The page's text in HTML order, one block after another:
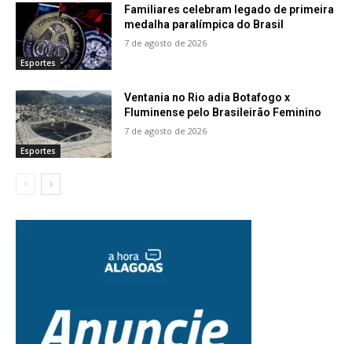
Esportes
Familiares celebram legado de primeira
medalha paralímpica do Brasil
7 de agosto de 2026
Esportes
Ventania no Rio adia Botafogo x
Fluminense pelo Brasileirão Feminino
7 de agosto de 2026